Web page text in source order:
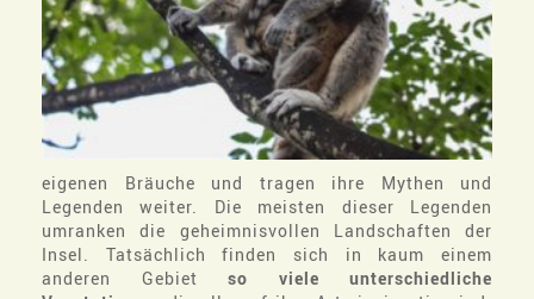
eigenen Bräuche und tragen ihre Mythen und
Legenden weiter. Die meisten dieser Legenden
umranken die geheimnisvollen Landschaften der
Insel. Tatsächlich finden sich in kaum einem
anderen Gebiet so viele unterschiedliche